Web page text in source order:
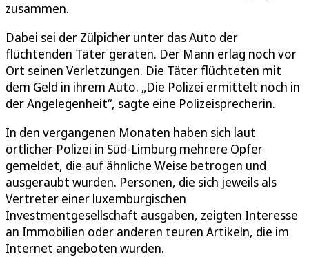
zusammen.
Dabei sei der Zülpicher unter das Auto der
flüchtenden Täter geraten. Der Mann erlag noch vor
Ort seinen Verletzungen. Die Täter flüchteten mit
dem Geld in ihrem Auto. „Die Polizei ermittelt noch in
der Angelegenheit“, sagte eine Polizeisprecherin.
In den vergangenen Monaten haben sich laut
örtlicher Polizei in Süd-Limburg mehrere Opfer
gemeldet, die auf ähnliche Weise betrogen und
ausgeraubt wurden. Personen, die sich jeweils als
Vertreter einer luxemburgischen
Investmentgesellschaft ausgaben, zeigten Interesse
an Immobilien oder anderen teuren Artikeln, die im
Internet angeboten wurden.